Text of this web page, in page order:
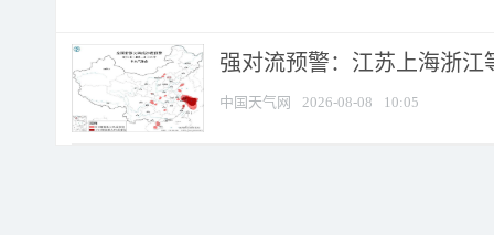
强对流预警：江苏上海浙江
中国天气网 2026-08-08 10:05